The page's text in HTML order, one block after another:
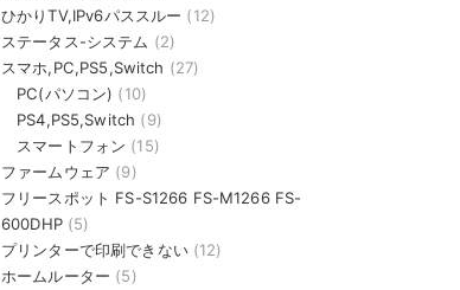
ひかりTV,IPv6パススルー (12)
ステータス-システム (2)
スマホ,PC,PS5,Switch (27)
PC(パソコン) (10)
PS4,PS5,Switch (9)
スマートフォン (15)
ファームウェア (9)
フリースポット FS-S1266 FS-M1266 FS-
600DHP(5)
プリンターで印刷できない(12)
ホームルーター (5)